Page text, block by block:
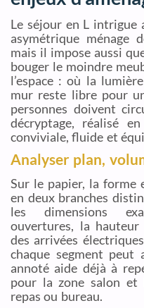
Le séjour en L intrigue
asymétrique ménage
mais il impose aussi
bouger le moindre
l’espace : où la
mur reste libre pour
personnes doivent
décryptage, réalisé
conviviale, fluide et
Analyser plan,
Sur le papier, la forme
en deux branches
les dimensions
ouvertures, la
des arrivées
chaque segment peut
annoté aide déjà à
pour la zone salon
repas ou bureau.